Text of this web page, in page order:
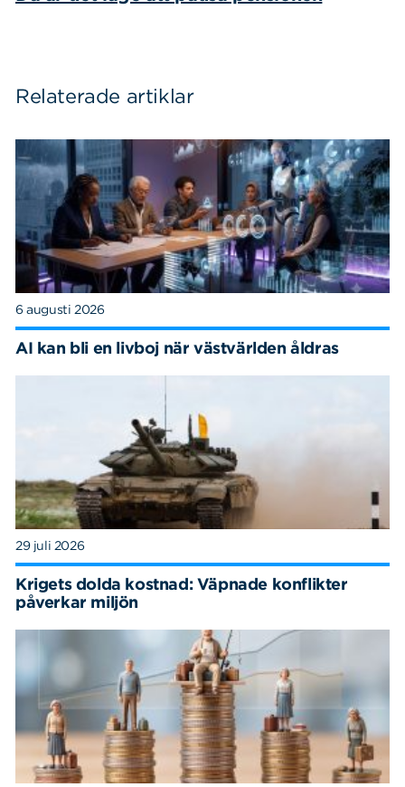
Relaterade artiklar
6 augusti 2026
AI kan bli en livboj när västvärlden åldras
29 juli 2026
Krigets dolda kostnad: Väpnade konflikter
påverkar miljön